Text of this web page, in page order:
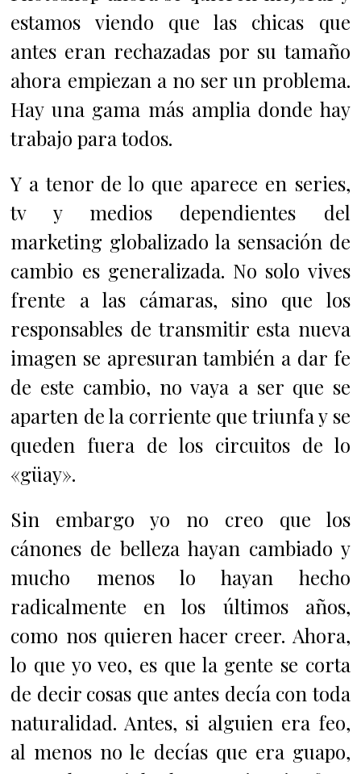
estamos viendo que las chicas que
antes eran rechazadas por su tamaño
ahora empiezan a no ser un problema.
Hay una gama más amplia donde hay
trabajo para todos.
Y a tenor de lo que aparece en series,
tv y medios dependientes del
marketing globalizado la sensación de
cambio es generalizada. No solo vives
frente a las cámaras, sino que los
responsables de transmitir esta nueva
imagen se apresuran también a dar fe
de este cambio, no vaya a ser que se
aparten de la corriente que triunfa y se
queden fuera de los circuitos de lo
«güay».
Sin embargo yo no creo que los
cánones de belleza hayan cambiado y
mucho menos lo hayan hecho
radicalmente en los últimos años,
como nos quieren hacer creer. Ahora,
lo que yo veo, es que la gente se corta
de decir cosas que antes decía con toda
naturalidad. Antes, si alguien era feo,
al menos no le decías que era guapo,